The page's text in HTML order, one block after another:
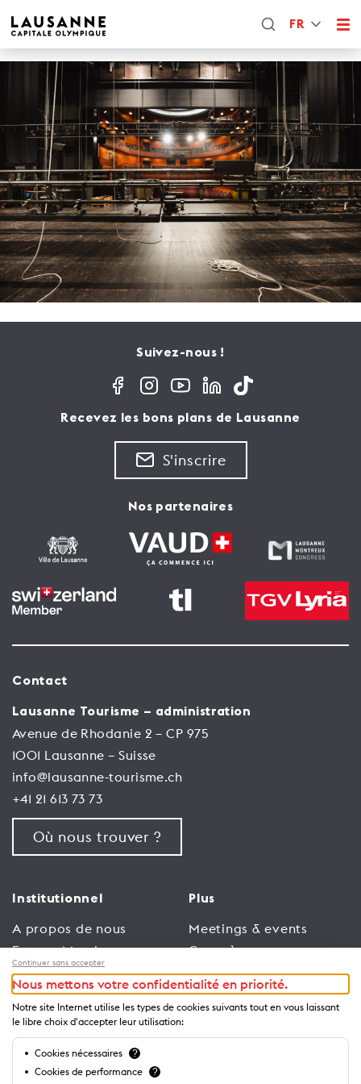
FR
Suivez-nous !
Recevez les bons plans de Lausanne
S'inscrire
Nos partenaires
Contact
Lausanne Tourisme – administration
Avenue de Rhodanie 2 – CP 975
1001 Lausanne – Suisse
info@lausanne-tourisme.ch
+41 21 613 73 73
Où nous trouver ?
Institutionnel
A propos de nous
Espace Membres
Emploi
Conditions générales
d’utilisation
Politique de
confidentialité
Plus
Meetings & events
Congrès
Trade
Espace Médias
Annonceurs
Brochures et guides
Continuer sans accepter
Nous mettons votre confidentialité en priorité.
Notre site Internet utilise les types de cookies suivants tout en vous laissant
le libre choix d'accepter leur utilisation:
Cookies nécessaires ?
Cookies de performance ?